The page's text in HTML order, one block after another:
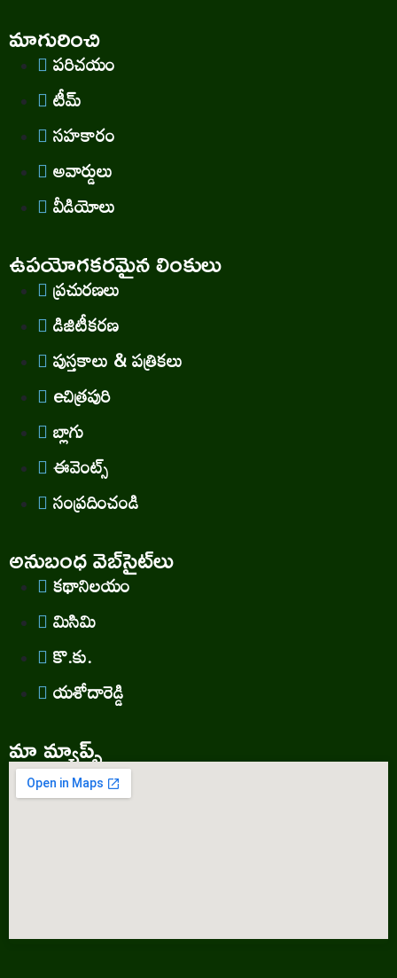
మాగురించి
పరిచయం
టీమ్
సహకారం
అవార్డులు
వీడియోలు
ఉపయోగకరమైన లింకులు
ప్రచురణలు
డిజిటీకరణ
పుస్తకాలు & పత్రికలు
eచిత్రపురి
బ్లాగు
ఈవెంట్స్
సంప్రదించండి
అనుబంధ వెబ్‌సైట్‌లు
కథానిలయం
మిసిమి
కొ.కు.
యశోదారెడ్డి
మా మ్యాప్స్